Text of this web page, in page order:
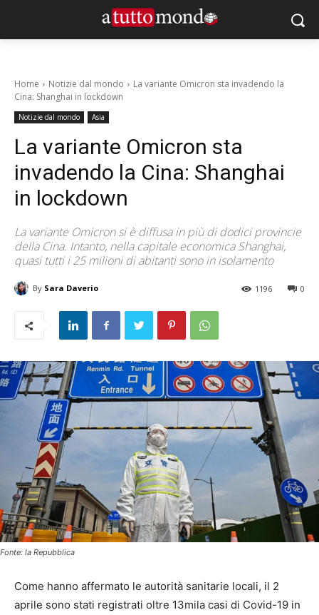
Home Notizie dal mondo
La variante Omicron sta invadendo la
Cina: Shanghai in lockdown
Notizie dal mondo Asia
La variante Omicron sta
invadendo la Cina: Shanghai
in lockdown
La variante Omicron si è diffusa in più di dodici provincie
della Cina. Intanto, nella capitale economica Shanghai,
quasi tutti i 25 milioni di abitanti sono in isolamento
By Sara Daverio 0
1196
Fonte: la Repubblica
Come hanno affermato le autorità sanitarie locali, il 2
aprile sono stati registrati oltre 13mila casi di Covid-19 in